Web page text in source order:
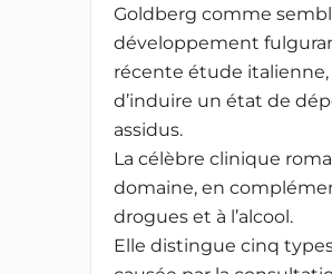
Goldberg comme
développement
récente étude italienne,
d’induire un état de
assidus.
La célèbre clinique
domaine, en
drogues et à l’alcool.
Elle distingue cinq